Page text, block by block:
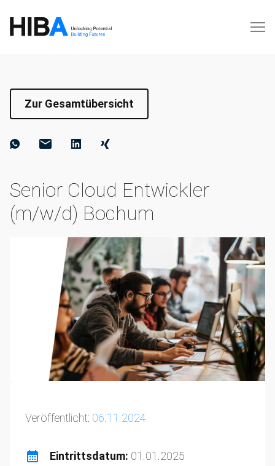
Zur Gesamtübersicht
Senior Cloud Entwickler
(m/w/d) Bochum
Veröffentlicht: 06.11.2024
Eintrittsdatum: 01.01.2025